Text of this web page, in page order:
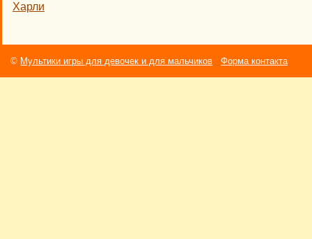
Харли
© Мультики игры для девочек и для мальчиков Форма контакта